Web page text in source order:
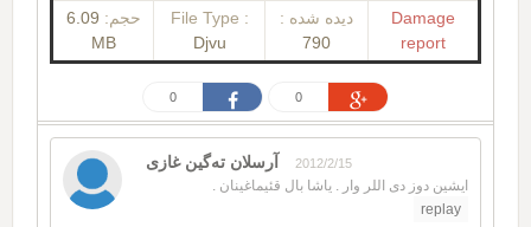
حجم: 6.09
MB
File Type :
Djvu
دیده شده :
790
Damage
report
0 0
2012/2/15
ایشین دوز دی اللر وار . یاشا بال قئیماغینان .
replay